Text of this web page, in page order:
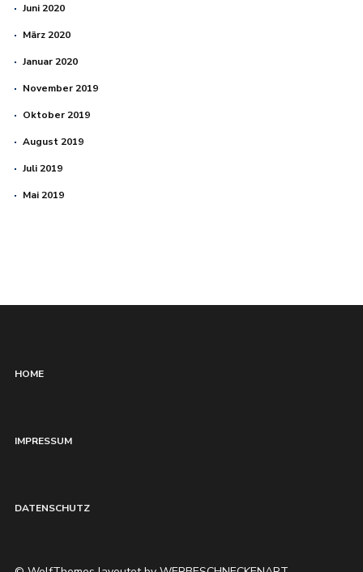
Juni 2020
März 2020
Januar 2020
November 2019
Oktober 2019
August 2019
Juli 2019
Mai 2019
HOME
IMPRESSUM
DATENSCHUTZ